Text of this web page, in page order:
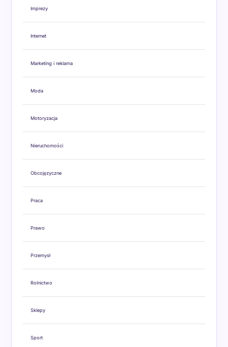
Imprezy
Internet
Marketing i reklama
Moda
Motoryzacja
Nieruchomości
Obcojęzyczne
Praca
Prawo
Przemysł
Rolnictwo
Sklepy
Sport